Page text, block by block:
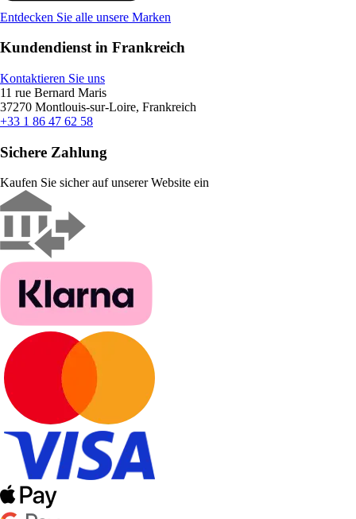
Entdecken Sie alle unsere Marken
Kundendienst in Frankreich
Kontaktieren Sie uns
11 rue Bernard Maris
37270 Montlouis-sur-Loire, Frankreich
+33 1 86 47 62 58
Sichere Zahlung
Kaufen Sie sicher auf unserer Website ein